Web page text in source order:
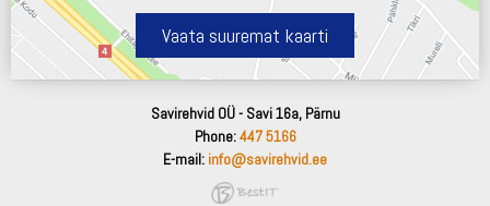
Vaata suuremat kaarti
Savirehvid OÜ - Savi 16a, Pärnu
Phone:447 5166
E-mail: info@savirehvid.ee